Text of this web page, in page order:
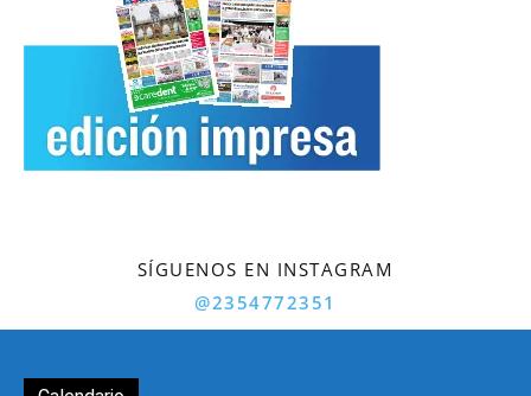
SÍGUENOS EN INSTAGRAM
@2354772351